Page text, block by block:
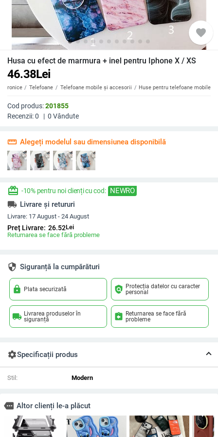
favorite
Husa cu efect de marmura + inel pentru Iphone X / XS
46.38Lei
Telefoane Telefoane mobile și accesorii Huse pentru telefoane mobile
Cod produs:201855
Recenzii:0 | 0 Vândute
straighten Alegeți modelul sau dimensiunea disponibilă
redeem -10% pentru noi clienți cu cod: NEWRO
local_shipping Livrare și retururi
Livrare: 17 August - 24 August
Preț Livrare: 26.52Lei
Returnarea se face fără probleme
security Siguranță la cumpărături
lock Plata securizată policy Protecția datelor cu caracter
personal
local_shipping Livrarea produselor în
siguranță
assignment_return Returnarea se face fără
probleme
settingsSpecificații produs
Stil: Modern
more Altor clienți le-a plăcut